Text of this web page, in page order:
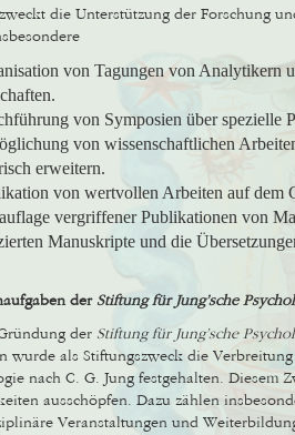
die Unterstützung der Forschung
von Tagungen von Analytikern
von Symposien über spezielle
von wissenschaftlichen
erweitern.
von wertvollen Arbeiten auf dem
vergriffener Publikationen von
Manuskripte und die
der Stiftung für Jung’sche
der Stiftung für Jung’sche
wurde als Stiftungszweck die
nach C. G. Jung festgehalten.
ausschöpfen. Dazu zählen
Veranstaltungen und